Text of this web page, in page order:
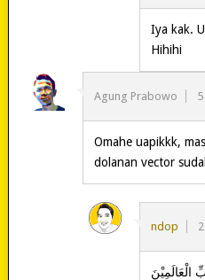
Iya kak.
Hihihi
Agung Prabowo
Omahe uapikkk,
dolanan vector
ndop